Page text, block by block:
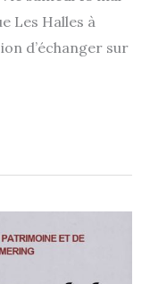
Les Halles à
d’échanger sur